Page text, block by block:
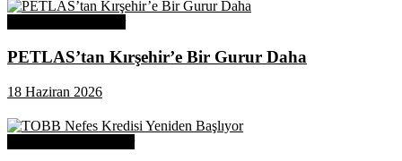
PETLAS’tan Kırşehir’e Bir Gurur Daha
18 Haziran 2026